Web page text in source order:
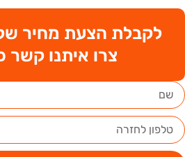
לקבלת הצעת מחיר
צרו איתנו קשר